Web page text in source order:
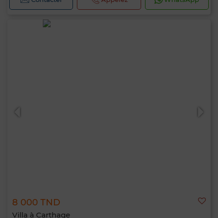
8 000 TND
Villa à Carthage